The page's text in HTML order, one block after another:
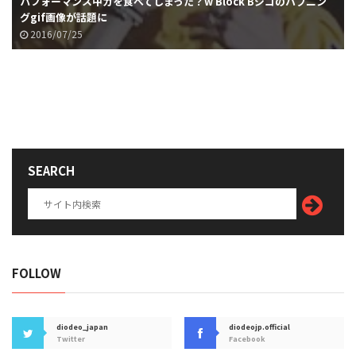
グgif画像が話題に
2016/07/25
SEARCH
FOLLOW
diodeo_japan
Twitter
diodeojp.official
Facebook